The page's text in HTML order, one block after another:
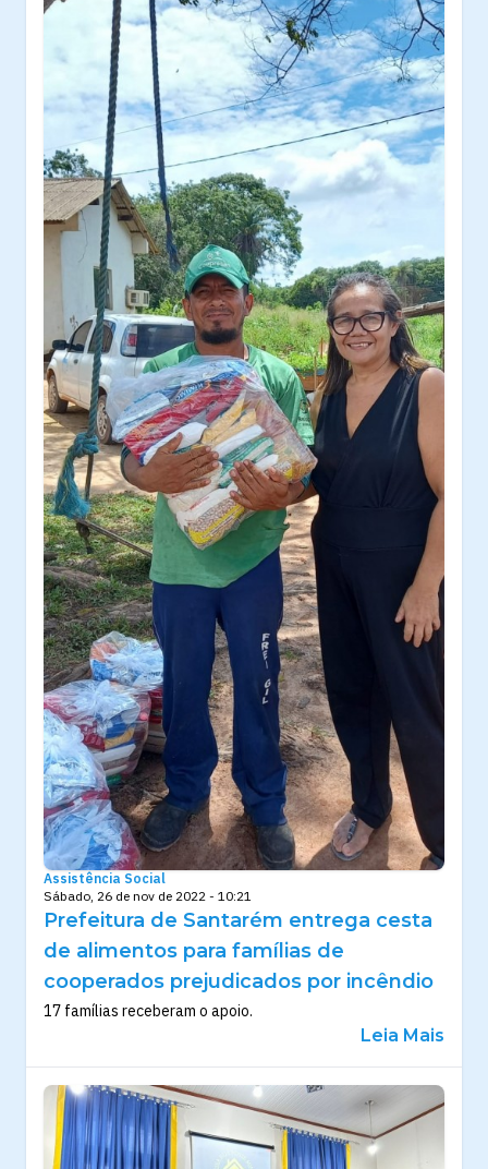
Assistência Social
Sábado, 26 de nov de 2022 - 10:21
Prefeitura de Santarém entrega cesta
de alimentos para famílias de
cooperados prejudicados por incêndio
17 famílias receberam o apoio.
Leia Mais